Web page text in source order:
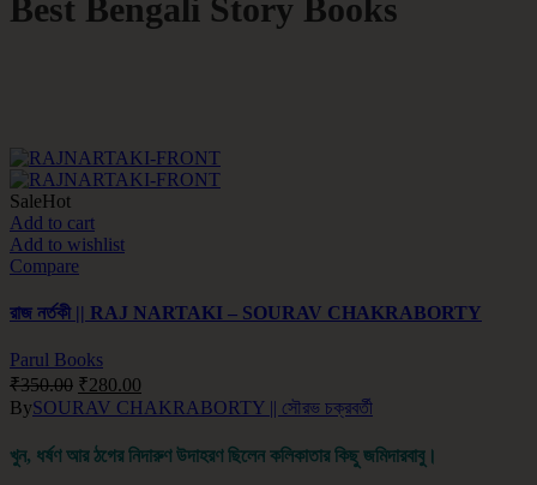
Best Bengali Story Books
SaleHot
Add to cart
Add to wishlist
Compare
রাজ নর্তকী || RAJ NARTAKI – SOURAV CHAKRABORTY
Parul Books
₹350.00 ₹280.00
BySOURAV CHAKRABORTY || সৌরভ চক্রবর্তী
খুন, ধর্ষণ আর ঠগের নিদারুণ উদাহরণ ছিলেন কলিকাতার কিছু জমিদারবাবু।